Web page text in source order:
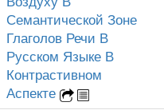
Семантической Зоне
Глаголов Речи В
Русском Языке В
Контрастивном
Аспекте